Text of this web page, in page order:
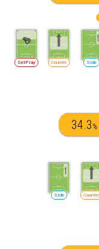
Side
Counter
SetPlay
34.3 %
Counter
Side